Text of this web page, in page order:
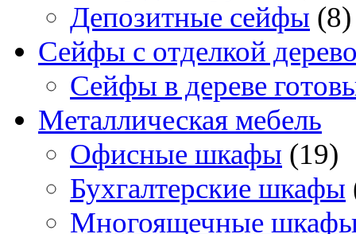
Депозитные сейфы (8)
Сейфы с отделкой
Сейфы в дереве
Металлическая мебель
Офисные шкафы (19)
Бухгалтерские шкафы
Многоящечные